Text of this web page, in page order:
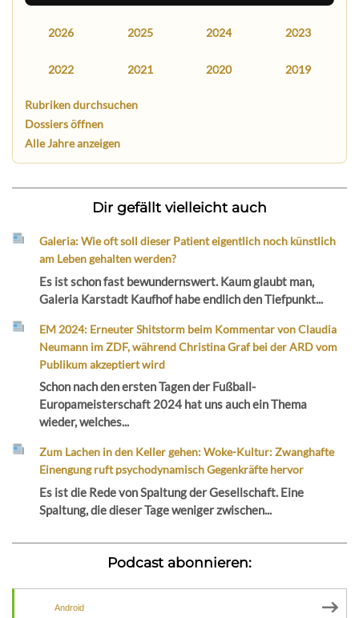
2026 2025 2024 2023
2022 2021 2020 2019
Rubriken durchsuchen
Dossiers öffnen
Alle Jahre anzeigen
Dir gefällt vielleicht auch
Galeria: Wie oft soll dieser Patient eigentlich noch künstlich
am Leben gehalten werden?
Es ist schon fast bewundernswert. Kaum glaubt man,
Galeria Karstadt Kaufhof habe endlich den Tiefpunkt...
EM 2024: Erneuter Shitstorm beim Kommentar von Claudia
Neumann im ZDF, während Christina Graf bei der ARD vom
Publikum akzeptiert wird
Schon nach den ersten Tagen der Fußball-
Europameisterschaft 2024 hat uns auch ein Thema
wieder, welches...
Zum Lachen in den Keller gehen: Woke-Kultur: Zwanghafte
Einengung ruft psychodynamisch Gegenkräfte hervor
Es ist die Rede von Spaltung der Gesellschaft. Eine
Spaltung, die dieser Tage weniger zwischen...
Podcast abonnieren:
Android